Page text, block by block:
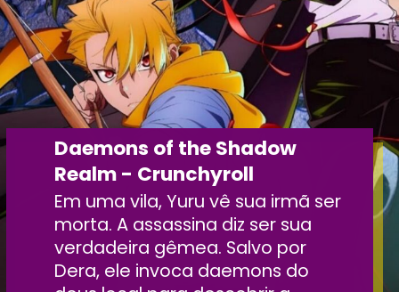
Daemons of the Shadow
Realm - Crunchyroll
Em uma vila, Yuru vê sua irmã ser
morta. A assassina diz ser sua
verdadeira gêmea. Salvo por
Dera, ele invoca daemons do